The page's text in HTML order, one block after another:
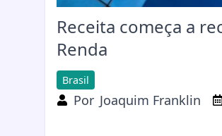
Receita começa a
Renda
Brasil
Por Joaquim Franklin